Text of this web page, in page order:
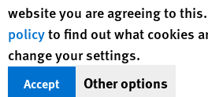
website you are agreeing to
policyto find out what cookies
change your settings.
Accept Other options